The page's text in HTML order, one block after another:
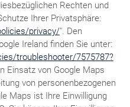
Rechten und
Ihrer Privatsphäre:
privacy/". Den
Ireland finden Sie unter:
troubleshooter/7575787?
Einsatz von Google Maps
von personenbezogenen
Maps ist Ihre Einwilligung